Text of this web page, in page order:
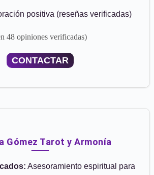
positiva (reseñas verificadas)
48 opiniones verificadas)
CONTACTAR
Gómez Tarot y Armonía
Asesoramiento espiritual para